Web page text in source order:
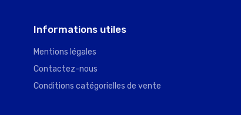
Informations utiles
Mentions légales
Contactez-nous
Conditions catégorielles de vente